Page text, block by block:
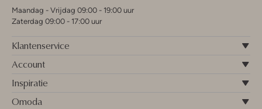
Maandag - Vrijdag 09:00 - 19:00 uur
Zaterdag 09:00 - 17:00 uur
Klantenservice
Account
Inspiratie
Omoda